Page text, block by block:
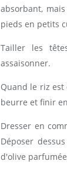
absorbant,
pieds en petits
Tailler les
assaisonner.
Quand le riz est
beurre et finir
Dresser en
Déposer
d'olive